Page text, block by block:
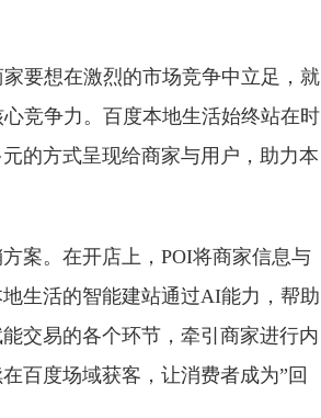
要想在激烈的市场竞争中立足，就
竞争力。百度本地生活始终站在时
的方式呈现给商家与用户，助力本
案。在开店上，POI将商家信息与
生活的智能建站通过AI能力，帮助
交易的各个环节，牵引商家进行内
百度场域获客，让消费者成为”回